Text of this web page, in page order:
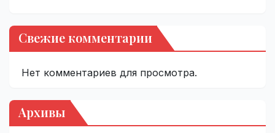
Свежие комментарии
Нет комментариев для просмотра.
Архивы